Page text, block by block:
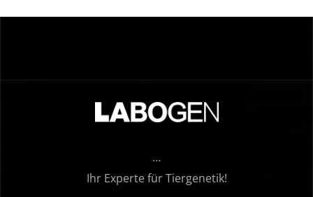
…
Ihr Experte für Tiergenetik!